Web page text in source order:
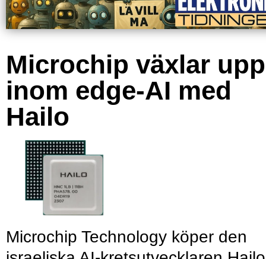
Microchip växlar upp
inom edge-AI med
Hailo
Microchip Technology köper den